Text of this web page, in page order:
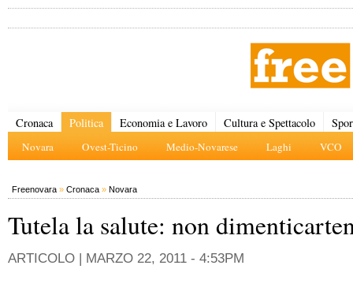
Cronaca Politica
Novara Ovest-Ticino Medio-Novarese Laghi VCO
Economia e Lavoro Cultura e Spettacolo
Freenovara » Cronaca » Novara
Tutela la salute: non
ARTICOLO | MARZO 22, 2011 - 4:53PM